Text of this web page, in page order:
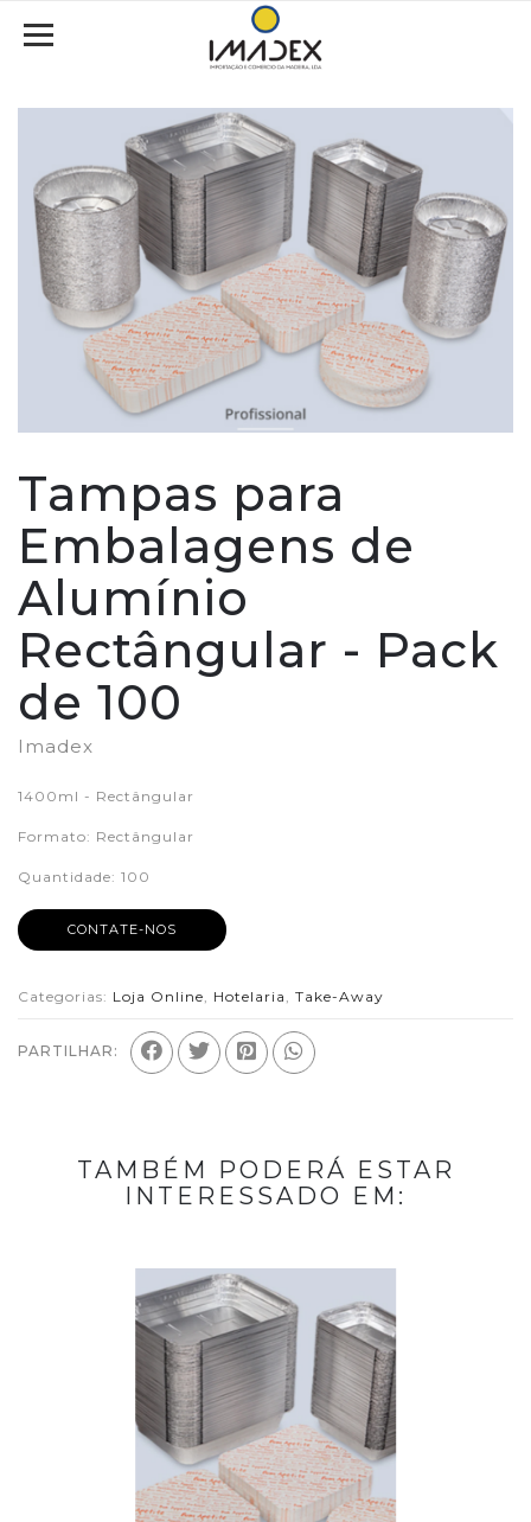
Tampas para
Embalagens de
Alumínio
Rectângular - Pack
de 100
Imadex
1400ml - Rectângular
Formato: Rectângular
Quantidade: 100
CONTATE-NOS
Categorias: Loja Online, Hotelaria , Take-Away
PARTILHAR:
TAMBÉM PODERÁ ESTAR
INTERESSADO EM: